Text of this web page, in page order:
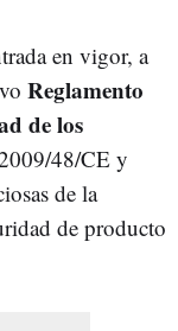
en vigor, a
Reglamento
de los
48/CE y
de la
de producto